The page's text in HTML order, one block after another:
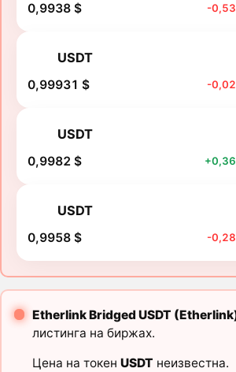
0,9938 $ -
USDT
0,99931 $ -
USDT
0,9982 $
USDT
0,9958 $ -
Etherlink Bridged USDT
листинга на биржах.
Цена на токен USDT неизвестна.